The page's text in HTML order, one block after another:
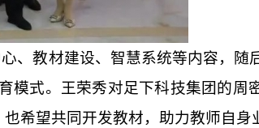
、教材建设、智慧系统等内容，随
模式。王荣秀对足下科技集团的周
希望共同开发教材，助力教师自身